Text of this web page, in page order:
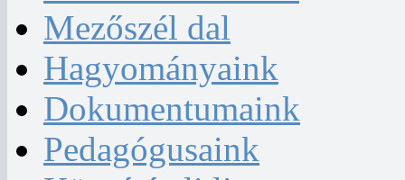
Mezőszél dal
Hagyományaink
Dokumentumaink
Pedagógusaink